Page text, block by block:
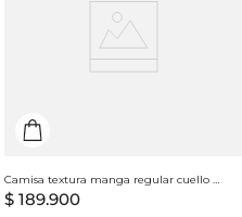
Camisa textura manga regular cuello resort para hombre
$ 189.900